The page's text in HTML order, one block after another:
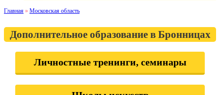
Главная » Московская область
Дополнительное образование в Бронницах
Личностные тренинги, семинары